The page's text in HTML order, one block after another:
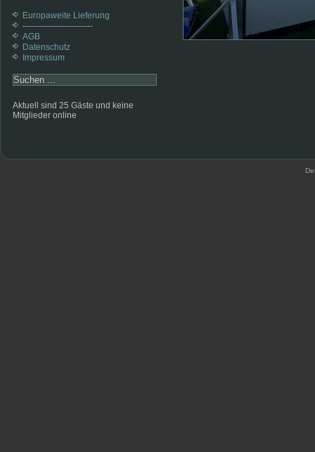
Europaweite Lieferung
-------------------------
AGB
Datenschutz
Impressum
Aktuell sind 25 Gäste und keine
Mitglieder online